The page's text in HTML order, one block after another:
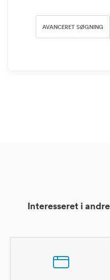
AVANCERET SØGNING
Interesseret i